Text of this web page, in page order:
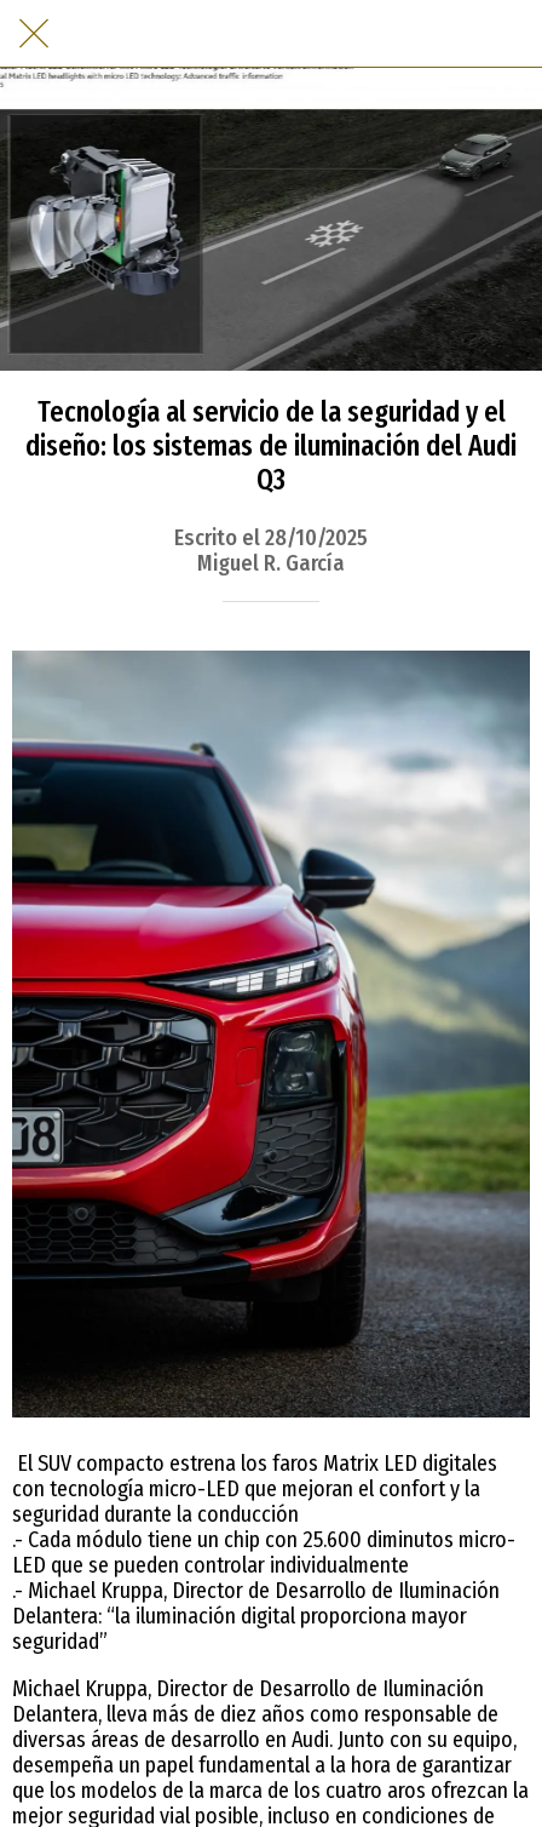
Tecnología al servicio de la seguridad y el
diseño: los sistemas de iluminación del Audi
Q3
Escrito el 28/10/2025
Miguel R. García
El SUV compacto estrena los faros Matrix LED digitales
con tecnología micro-LED que mejoran el confort y la
seguridad durante la conducción
.- Cada módulo tiene un chip con 25.600 diminutos micro-
LED que se pueden controlar individualmente
.- Michael Kruppa, Director de Desarrollo de Iluminación
Delantera: “la iluminación digital proporciona mayor
seguridad”
Michael Kruppa, Director de Desarrollo de Iluminación
Delantera, lleva más de diez años como responsable de
diversas áreas de desarrollo en Audi. Junto con su equipo,
desempeña un papel fundamental a la hora de garantizar
que los modelos de la marca de los cuatro aros ofrezcan la
mejor seguridad vial posible, incluso en condiciones de